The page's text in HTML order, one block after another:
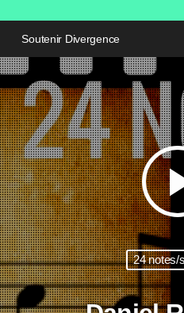
Soutenir Divergence
24 notes/